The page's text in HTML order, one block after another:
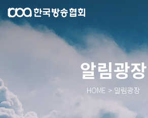
알림광장
HOME > 알림광장